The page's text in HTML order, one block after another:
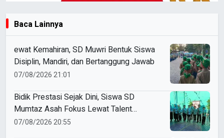
Baca Lainnya
ewat Kemahiran, SD Muwri Bentuk Siswa
Disiplin, Mandiri, dan Bertanggung Jawab
07/08/2026 21:01
Bidik Prestasi Sejak Dini, Siswa SD
Mumtaz Asah Fokus Lewat Talent
Panahan
07/08/2026 20:55